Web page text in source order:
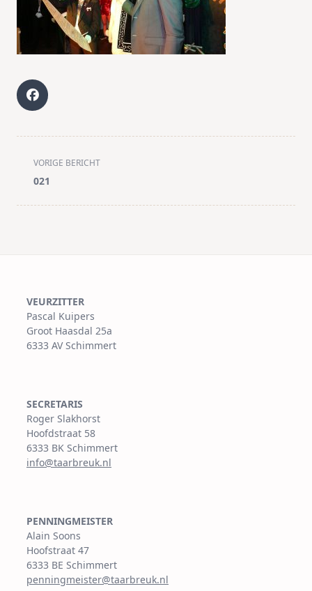
<span
class="nav-
VORIGE BERICHT
021
VEURZITTER
Pascal Kuipers
Groot Haasdal 25a
6333 AV Schimmert
SECRETARIS
Roger Slakhorst
Hoofdstraat 58
6333 BK Schimmert
info@taarbreuk.nl
PENNINGMEISTER
Alain Soons
Hoofstraat 47
6333 BE Schimmert
penningmeister@taarbreuk.nl